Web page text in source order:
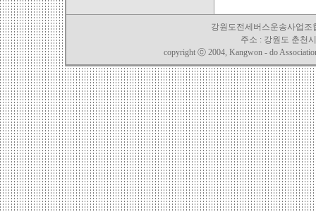
강원도전세버스운송사업조
주소 : 강원도 춘천
copyright ⓒ 2004, Kangwon - do